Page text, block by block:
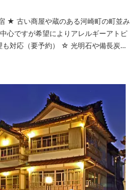
み
約） ☆ 光明石や備長炭を
お風呂で心身のリフレッシュを！
です】